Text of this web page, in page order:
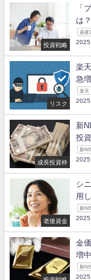
投資戦略
「
は
資産
リスク
楽
急
楽天
成長投資枠
新
投
新
老後資金
シ
用
新
金
増
新